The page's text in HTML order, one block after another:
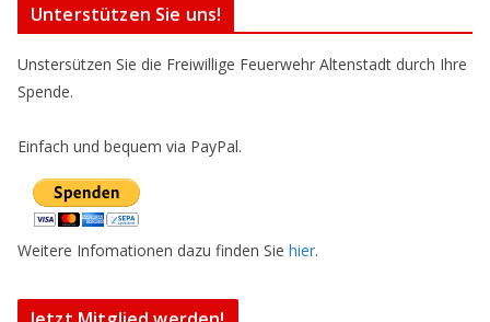
Unterstützen Sie uns!
Unstersützen Sie die Freiwillige Feuerwehr Altenstadt durch Ihre
Spende.
Einfach und bequem via PayPal.
Weitere Infomationen dazu finden Sie hier.